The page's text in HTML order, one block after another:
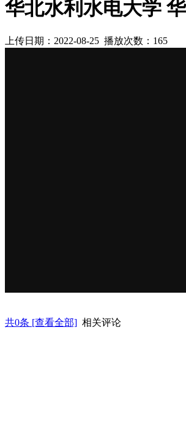
华北水利水电大学
上传日期：2022-08-25 播放次数： 165
共0条 [查看全部] 相关评论